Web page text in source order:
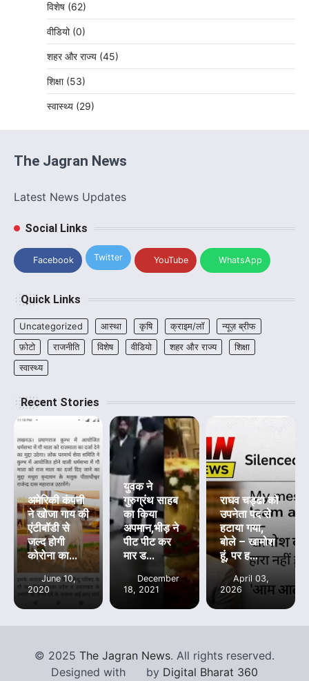
विशेष (62)
वीडियो (0)
शहर और राज्य (45)
शिक्षा (53)
स्वास्थ्य (29)
The Jagran News
Latest News Updates
Social Links
Facebook Twitter YouTube WhatsApp
Quick Links
Uncategorized आस्था कृषि क्राइम/लॉ
न्यूज़ ब्रीफ
फ़ोटो
राजनीति विशेष वीडियो शहर और राज्य
शिक्षा
स्वास्थ्य
Recent Stories
अमेरिकी कंपनी
ने खोजा गाय की
एंटीबॉडी से
जल्द होगी
कोरोना का...
June 10,
2020
युवक ने
गुरुग्रंथ साहब
का किया
अपमान,भीड़ ने
पीट पीट कर
मार ड...
December
18, 2021
राघव चड्ढा को
उपनेता पद से
हटाया गया,
बोले – खामोश
हूं, पर ह...
April 03,
2026
© 2025 The Jagran News. All rights reserved.
Designed with
by Digital Bharat 360